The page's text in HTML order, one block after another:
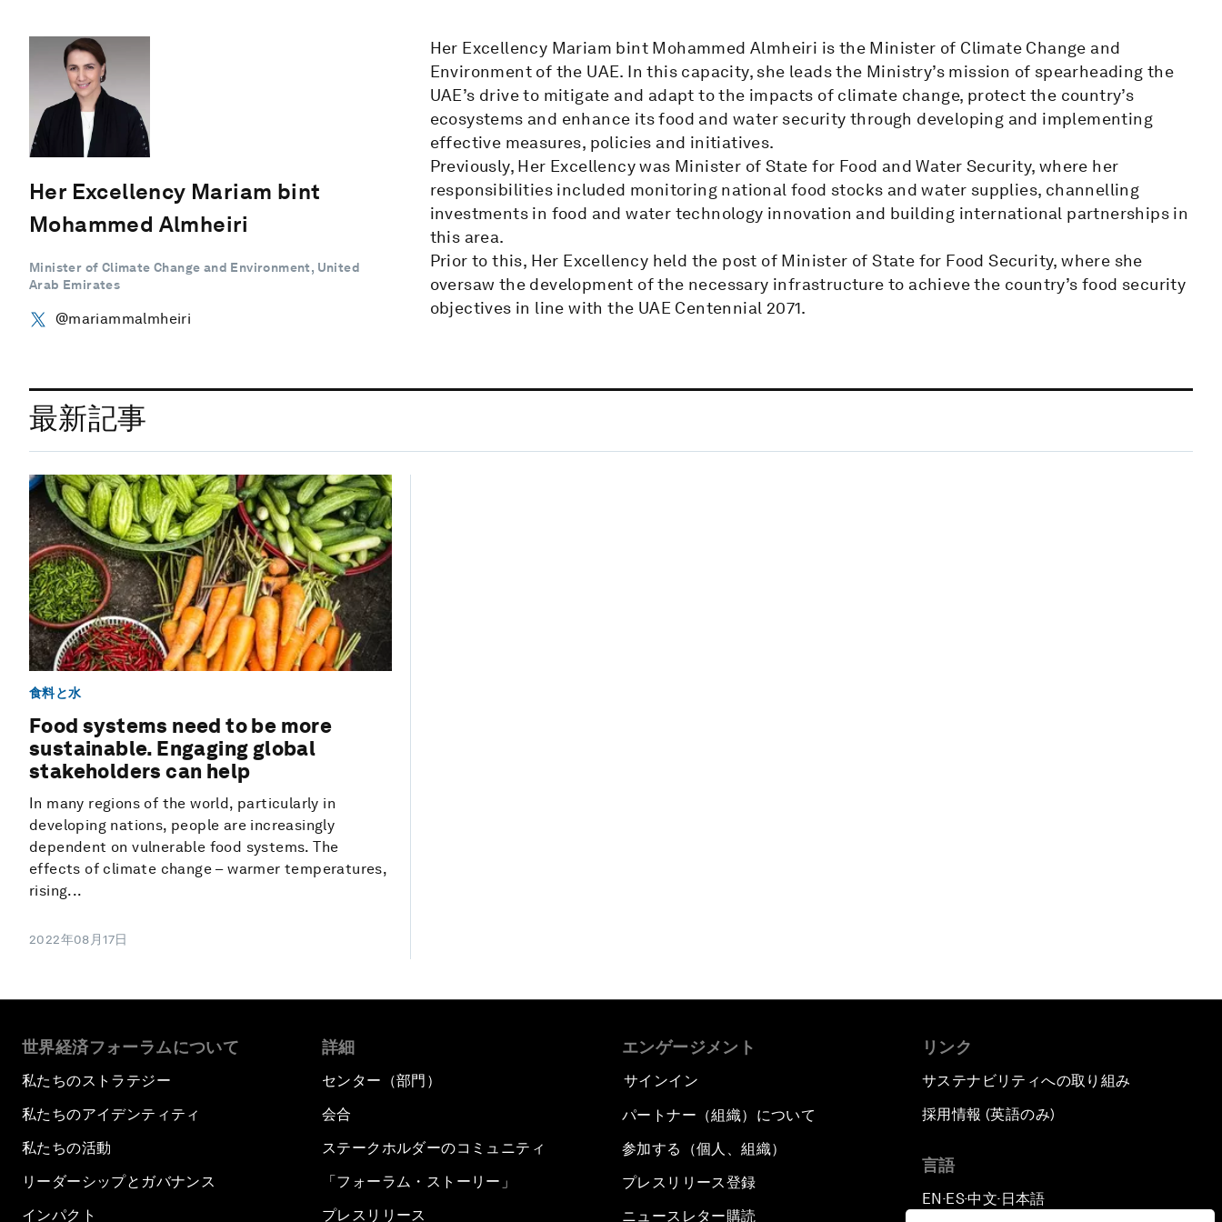
Her Excellency Mariam bint
Mohammed Almheiri
Minister of Climate Change and Environment, United
Arab Emirates
@mariammalmheiri
Her Excellency Mariam bint Mohammed Almheiri is the Minister of Climate Change and
Environment of the UAE. In this capacity, she leads the Ministry’s mission of spearheading the
UAE’s drive to mitigate and adapt to the impacts of climate change, protect the country’s
ecosystems and enhance its food and water security through developing and implementing
effective measures, policies and initiatives.
Previously, Her Excellency was Minister of State for Food and Water Security, where her
responsibilities included monitoring national food stocks and water supplies, channelling
investments in food and water technology innovation and building international partnerships in
this area.
Prior to this, Her Excellency held the post of Minister of State for Food Security, where she
oversaw the development of the necessary infrastructure to achieve the country’s food security
objectives in line with the UAE Centennial 2071.
最新記事
食料と水
Food systems need to be more
sustainable. Engaging global
stakeholders can help
In many regions of the world, particularly in
developing nations, people are increasingly
dependent on vulnerable food systems. The
effects of climate change – warmer temperatures,
rising...
2022年08月17日
世界経済フォーラムについて
私たちのストラテジー
私たちのアイデンティティ
私たちの活動
リーダーシップとガバナンス
インパクト
詳細
センター（部門）
会合
ステークホルダーのコミュニティ
「フォーラム・ストーリー」
プレスリリース
エンゲージメント
サインイン
パートナー（組織）について
参加する（個人、組織）
プレスリリース登録
ニュースレター購読
リンク
サステナビリティへの取り組み
採用情報 (英語のみ)
言語
EN ▪ ES▪中文▪ 日本語